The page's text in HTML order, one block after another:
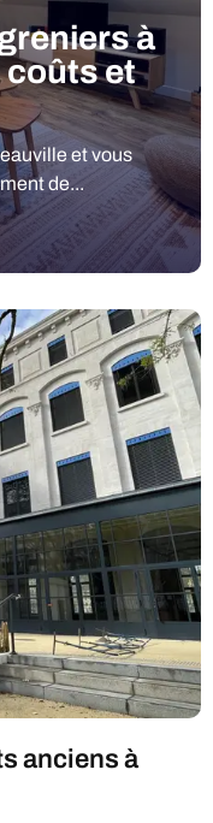
à
coûts et
et vous
de...
anciens à